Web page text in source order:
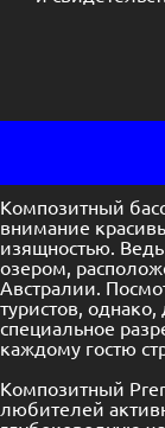
Композитный
внимание
изящностью. Ведь
озером,
Австралии.
туристов,
специальное
каждому гостю
Композитный
любителей